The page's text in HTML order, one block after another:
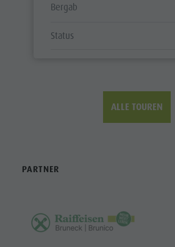
Bergab
Status
ALLE TOUREN
PARTNER